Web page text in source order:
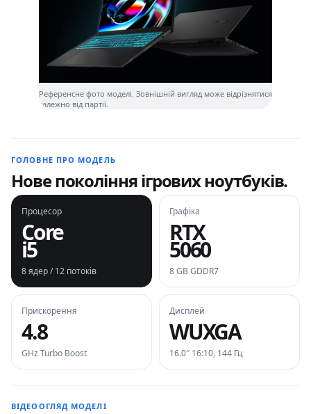
Референсне фото моделі. Зовнішній вигляд може відрізнятися
залежно від партії.
ГОЛОВНЕ ПРО МОДЕЛЬ
Нове покоління ігрових ноутбуків.
Процесор
Core
i5
8 ядер / 12 потоків
Графіка
RTX
5060
8 GB GDDR7
Прискорення
4.8
GHz Turbo Boost
Дисплей
WUXGA
16.0″ 16:10, 144 Гц
ВІДЕООГЛЯД МОДЕЛІ